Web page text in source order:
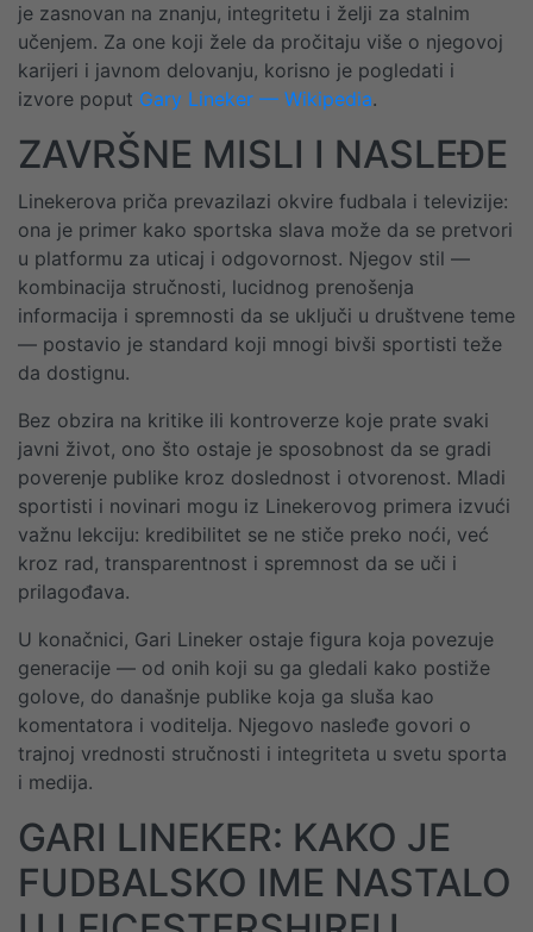
je zasnovan na znanju, integritetu i želji za stalnim
učenjem. Za one koji žele da pročitaju više o njegovoj
karijeri i javnom delovanju, korisno je pogledati i
izvore poput Gary Lineker — Wikipedia.
ZAVRŠNE MISLI I NASLEĐE
Linekerova priča prevazilazi okvire fudbala i televizije:
ona je primer kako sportska slava može da se pretvori
u platformu za uticaj i odgovornost. Njegov stil —
kombinacija stručnosti, lucidnog prenošenja
informacija i spremnosti da se uključi u društvene teme
— postavio je standard koji mnogi bivši sportisti teže
da dostignu.
Bez obzira na kritike ili kontroverze koje prate svaki
javni život, ono što ostaje je sposobnost da se gradi
poverenje publike kroz doslednost i otvorenost. Mladi
sportisti i novinari mogu iz Linekerovog primera izvući
važnu lekciju: kredibilitet se ne stiče preko noći, već
kroz rad, transparentnost i spremnost da se uči i
prilagođava.
U konačnici, Gari Lineker ostaje figura koja povezuje
generacije — od onih koji su ga gledali kako postiže
golove, do današnje publike koja ga sluša kao
komentatora i voditelja. Njegovo nasleđe govori o
trajnoj vrednosti stručnosti i integriteta u svetu sporta
i medija.
GARI LINEKER: KAKO JE
FUDBALSKO IME NASTALO